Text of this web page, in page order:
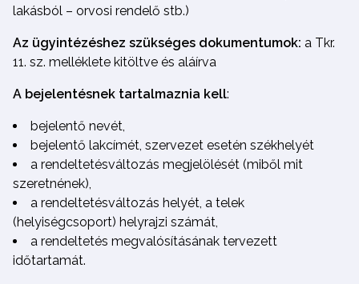
lakásból – orvosi rendelő stb.)
Az ügyintézéshez szükséges dokumentumok: a Tkr.
11. sz. melléklete kitöltve és aláírva
A bejelentésnek tartalmaznia kell:
bejelentő nevét,
bejelentő lakcímét, szervezet esetén székhelyét
a rendeltetésváltozás megjelölését (miből mit
szeretnének),
a rendeltetésváltozás helyét, a telek
(helyiségcsoport) helyrajzi számát,
a rendeltetés megvalósításának tervezett
időtartamát.